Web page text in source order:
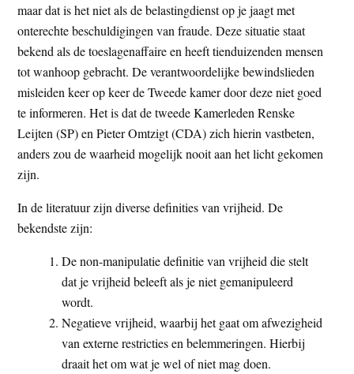
maar dat is het niet als de belastingdienst op je jaagt met
onterechte beschuldigingen van fraude. Deze situatie staat
bekend als de toeslagenaffaire en heeft tienduizenden mensen
tot wanhoop gebracht. De verantwoordelijke bewindslieden
misleiden keer op keer de Tweede kamer door deze niet goed
te informeren. Het is dat de tweede Kamerleden Renske
Leijten (SP) en Pieter Omtzigt (CDA) zich hierin vastbeten,
anders zou de waarheid mogelijk nooit aan het licht gekomen
zijn.
In de literatuur zijn diverse definities van vrijheid. De
bekendste zijn:
De non-manipulatie definitie van vrijheid die stelt
dat je vrijheid beleeft als je niet gemanipuleerd
wordt.
Negatieve vrijheid, waarbij het gaat om afwezigheid
van externe restricties en belemmeringen. Hierbij
draait het om wat je wel of niet mag doen.